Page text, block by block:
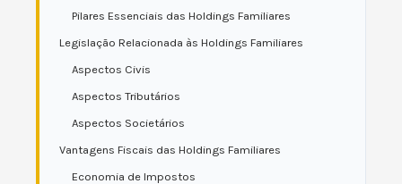
Pilares Essenciais das Holdings Familiares
Legislação Relacionada às Holdings Familiares
Aspectos Civis
Aspectos Tributários
Aspectos Societários
Vantagens Fiscais das Holdings Familiares
Economia de Impostos